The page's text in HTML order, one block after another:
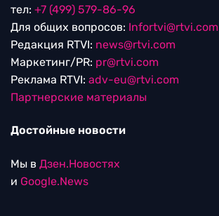
тел: +7 (499) 579-86-96
Для общих вопросов: Infortvi@rtvi.com
Редакция RTVI: news@rtvi.com
Маркетинг/PR: pr@rtvi.com
Реклама RTVI: adv-eu@rtvi.com
Партнерские материалы
Достойные новости
Мы в Дзен.Новостях
и Google.News